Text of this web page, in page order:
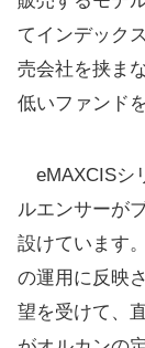
てインデック
売会社を挟ま
低いファンド
eMAXCISシ
ルエンサーが
設けています
の運用に反映
望を受けて、